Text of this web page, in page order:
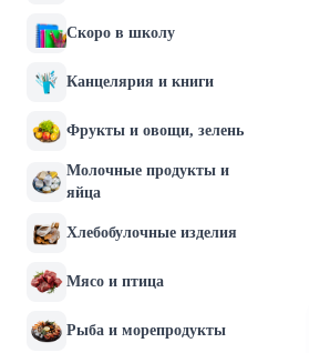
Скоро в школу
Канцелярия и книги
Фрукты и овощи, зелень
Молочные продукты и
яйца
Хлебобулочные изделия
Мясо и птица
Рыба и морепродукты